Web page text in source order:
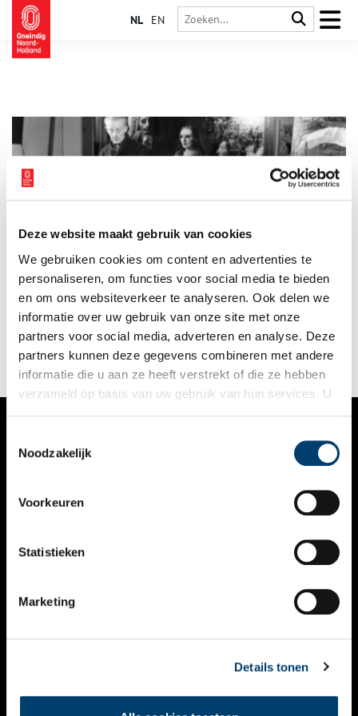
Deze website maakt gebruik van cookies
We gebruiken cookies om content en advertenties te
personaliseren, om functies voor social media te bieden
en om ons websiteverkeer te analyseren. Ook delen we
informatie over uw gebruik van onze site met onze
partners voor social media, adverteren en analyse. Deze
partners kunnen deze gegevens combineren met andere
informatie die u aan ze heeft verstrekt of die ze hebben
verzameld op basis van uw gebruik van hun services. U
Noodzakelijk
Voorkeuren
Statistieken
Marketing
Details tonen
NL EN
De vervalsingspraktijken van Han van Meegeren waren één
van de grootste kunstschandalen uit de Nederlandse
geschiedenis. Hoe ging hij te werk?
VERHALEN
KALENDER
THEMA’S
VIDEO’S
CONTACT